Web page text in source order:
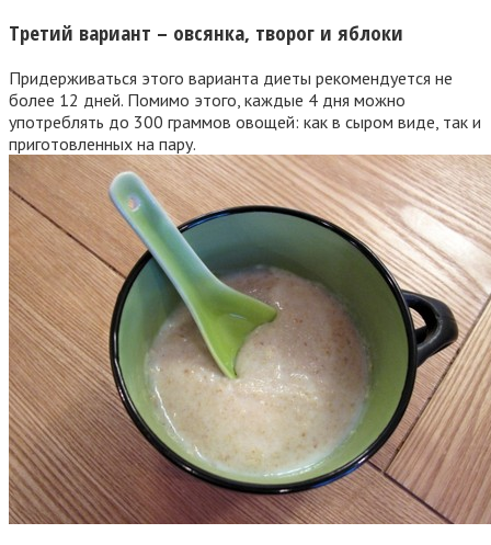
Третий вариант – овсянка, творог и яблоки
Придерживаться этого варианта диеты рекомендуется не
более 12 дней. Помимо этого, каждые 4 дня можно
употреблять до 300 граммов овощей: как в сыром виде, так и
приготовленных на пару.